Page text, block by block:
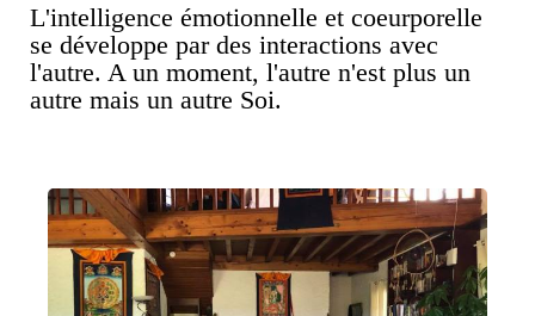
L'intelligence émotionnelle et coeurporelle
se développe par des interactions avec
l'autre. A un moment, l'autre n'est plus un
autre mais un autre Soi.